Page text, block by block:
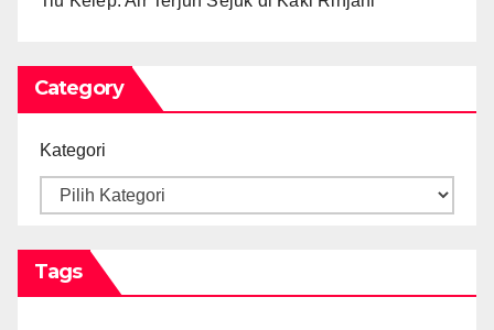
Category
Kategori
Tags